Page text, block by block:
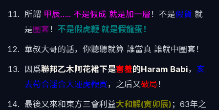
所謂 甲辰….. 不是假成 就是加一層 ！不是假貨 就
是圈套 ！ 不是假虎鞭 就是假龍蛋！
華叔大哥的話，你聽聽就算 誰當真 誰就中圈套！
因爲聯邦乙木阿花裙下是害羞的Haram Babi， 亥
去苟合淫合大運虎鞭寅 ，之后又破局 ！
最後又來和東方三會利益大和解(寅卯辰) ；63年之